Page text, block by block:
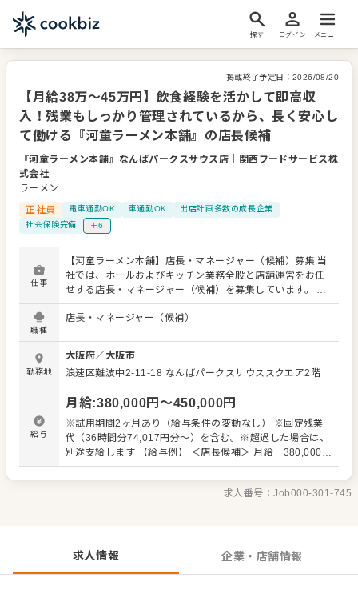
探す ログイン メニュー
掲載終了予定日： 2026/08/20
【月給38万〜45万円】飲食経験を活かして即高収
入！残業もしっかり管理されているから、長く安心し
て働ける『河童ラーメン本舗』の店長候補
『河童ラーメン本舗』なんばパークスサウス店
関西フードサービス株
式会社
ラーメン
正社員
電車通勤OK 車通勤OK
出店計画多数の成長企業
社会保険完備
＋6
仕事
【河童ラーメン本舗】店長・マネージャー（候補）募集 当
社では、ホールおよびキッチン業務全般と店舗運営をお任
せする店長・マネージャー（候補）を募集しています。 店
舗拡大中の当社で、あなたも早ければ半年で店長へとステ
ップアップ可能です。 ホールでは、来店されたお客様を笑
した料理をタイミングよく提供します。 お客様とのコミュ
ニケーションを楽しみながら、心温まるおもてなしを行っ
てください。 キッチン業務では、最初はチャーシューのス
ライスや煮玉子の調理から始め、徐々にラーメンや焼き飯
の調理、スープ作りにもチャレンジしていただきます。 そ
の他、食材の発注や店内清掃など、店舗運営に必要な業務
もお任せします。 入社後は、教育体制が整っており、経験
が浅い方でも安心してスタートできる環境を提供します。
にも関わっていただきます。 私たちは、一緒に「こんな会
社にしたい」「会社でこんなことがしたい」という想いを
職種
店長・マネージャー（候補）
勤務地
大阪府／ 大阪市
浪速区難波中2-11-18 なんばパークスサウススクエア2階
給与
月給:380,000円〜450,000円
※試用期間2ヶ月あり（給与条件の変動なし） ※固定残業
代（36時間分74,017円分～）を含む。※超過した場合は、
別途支給します 【給与例】 ＜店長候補＞ 月給 380,000
円〜(役職手当込) ※ 経験、スキルに応じて ＜マネジメン
ト経験ある方＞ 月給 400,000円(役職手当込) ※ラーメン
店で複数店舗のマネジメント経験1年〜の場合 昇給 年1回
求人番号：Job000-301-745
求人情報 企業・店舗情報